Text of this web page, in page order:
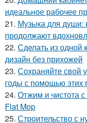
идеальное рабочее
21. Музыка для души:
продолжают
22. Сделать из одной
дизайн без прихожей
23. Сохраняйте свой
годы с помощью этих
24. Отжим и чистота
Flat Mop
25. Строительство с